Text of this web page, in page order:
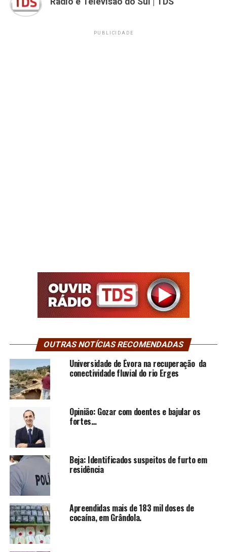
PUBLICIDADE
OUTRAS NOTÍCIAS RECOMENDADAS
Universidade de Évora na recuperação da
conectividade fluvial do rio Erges
Opinião: Gozar com doentes e bajular os
fortes…
Beja: Identificados suspeitos de furto em
residência
Apreendidas mais de 183 mil doses de
cocaína, em Grândola.